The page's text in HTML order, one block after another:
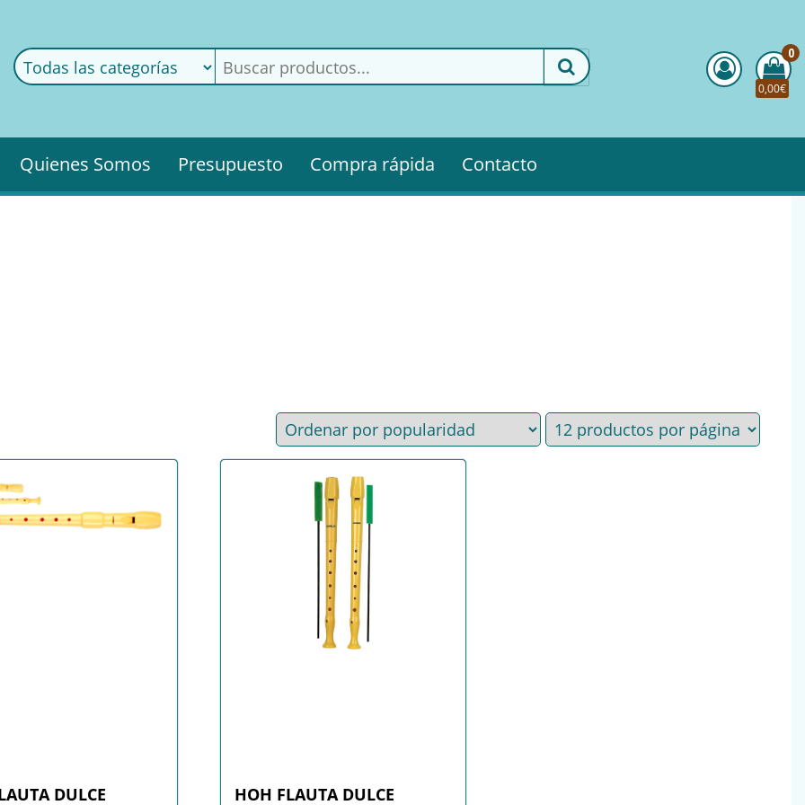
0
0,00€
Quienes Somos Presupuesto Compra rápida Contacto
DULCE HOH FLAUTA DULCE